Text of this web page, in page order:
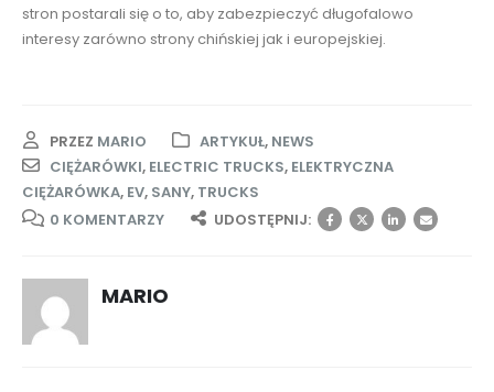
stron postarali się o to, aby zabezpieczyć długofalowo
interesy zarówno strony chińskiej jak i europejskiej.
PRZEZ MARIO ARTYKUŁ, NEWS
CIĘŻARÓWKI, ELECTRIC TRUCKS, ELEKTRYCZNA
CIĘŻARÓWKA, EV, SANY, TRUCKS
0 KOMENTARZY
UDOSTĘPNIJ:
MARIO